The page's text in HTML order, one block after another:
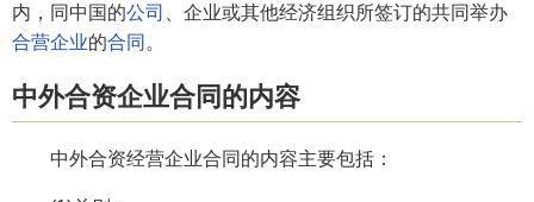
内，同中国的公司
、企业或其他经济组织所签订的共同举办
合营企业的合同 。
中外合资企业合同的内容
中外合资经营企业合同的内容主要包括：